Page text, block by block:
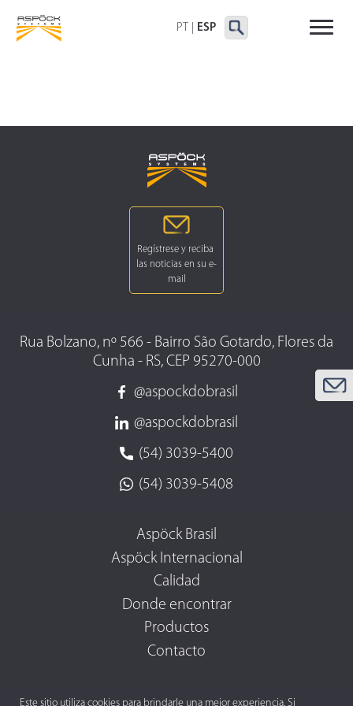
PT ESP
LATERALES
Este sitio utiliza cookies para brindarle una mejor experiencia. Si
Rua Bolzano, nº 566 - Bairro São Gotardo, Flores da
Cunha - RS, CEP 95270-000
@aspockdobrasil
@aspockdobrasil
(54) 3039-5400
(54) 3039-5408
Aspöck Brasil
Aspöck Internacional
Calidad
Donde encontrar
Productos
Contacto